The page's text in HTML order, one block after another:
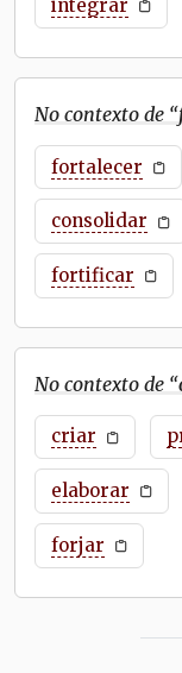
integrar
No contexto de “
fortalecer
consolidar
fortificar
No contexto de “
criar
elaborar
forjar